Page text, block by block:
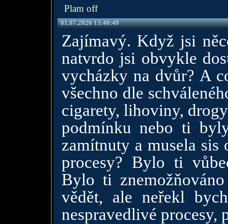
Plam off
01.07.2026 13:40:49
Zajímavý. Když jsi
natvrdo jsi obvykle
vycházky na dvůr? A
všechno dle
cigarety, lihoviny,
podmínku nebo ti
zamítnuty a musela
procesy? Bylo ti
Bylo ti
vědět, ale neřekl
nespravedlivé procesy,